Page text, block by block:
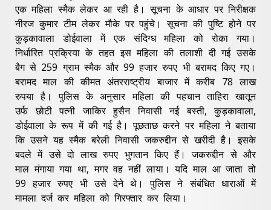
एक महिला स्मैक लेकर आ रही है। सूचना के आधार पर निरीक्षक
नीरज कुमार टीम लेकर मौके पर पहुंचे। सूचना की पुष्टि होने पर
कुड़कावाला डोईवाला में एक संदिग्ध महिला को रोका गया।
निर्धारित प्रक्रिया के तहत इस महिला की तलाशी दी गई उसके
बैग से 259 ग्राम स्मैक और 99 हजार रुपए भी बरामद किए गए।
बरामद माल की कीमत अंतरराष्ट्रीय बाजार में करीब 78 लाख
रुपया है। पुलिस के अनुसार महिला की पहचान ताहिरा खातून
उर्फ छोटी पत्नी जाकिर हुसैन निवासी नई बस्ती, कुड़कावाला,
डोईवाला के रूप में की गई है। पूछताछ करने पर महिला ने बताया
कि उसने यह स्मैक बरेली निवासी जकरुद्दीन से खरीदी है। इसके
बदले में उसे दो लाख रुपए भुगतान किए हैं। जकरुद्दीन से और
माल मंगाया गया था, मगर वह नहीं लाया। यदि माल आ जाता तो
99 हजार रुपए भी उसे देने थे। पुलिस ने संबंधित धाराओं में
मामला दर्ज कर महिला को गिरफ्तार कर लिया।